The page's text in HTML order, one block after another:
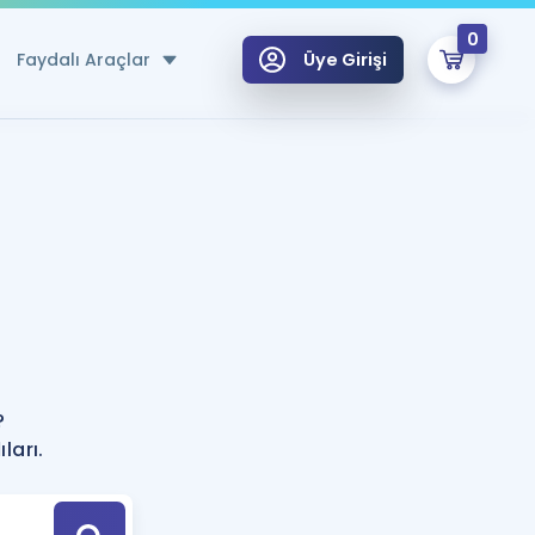
Faydalı Araçlar
Hesaplama Aracı
için Öneriler
Tek Takvimde
Üye Girişi
0
Hoca ile seni sınava hazırlayacak onlarca eğitim seni bekliyor!